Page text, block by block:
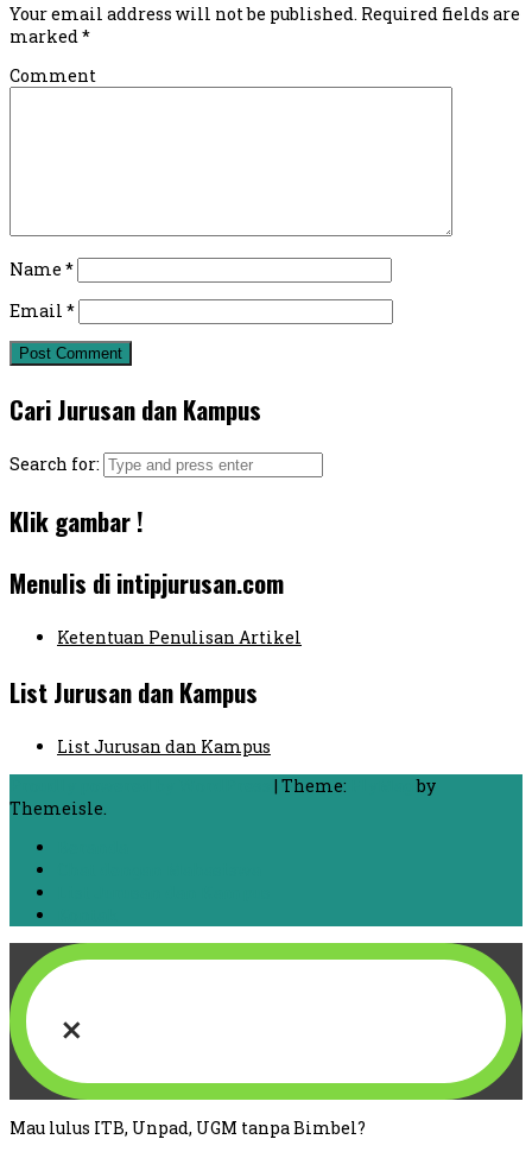
Your email address will not be published. Required fields are
marked *
Comment
Name *
Email *
Cari Jurusan dan Kampus
Search for:
Klik gambar !
Menulis di intipjurusan.com
Ketentuan Penulisan Artikel
List Jurusan dan Kampus
List Jurusan dan Kampus
| Theme:
by
Themeisle.
×
Mau lulus ITB, Unpad, UGM tanpa Bimbel?